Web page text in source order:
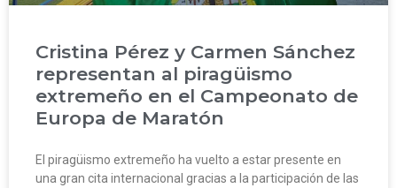
Cristina Pérez y Carmen Sánchez
representan al piragüismo
extremeño en el Campeonato de
Europa de Maratón
El piragüismo extremeño ha vuelto a estar presente en
una gran cita internacional gracias a la participación de las